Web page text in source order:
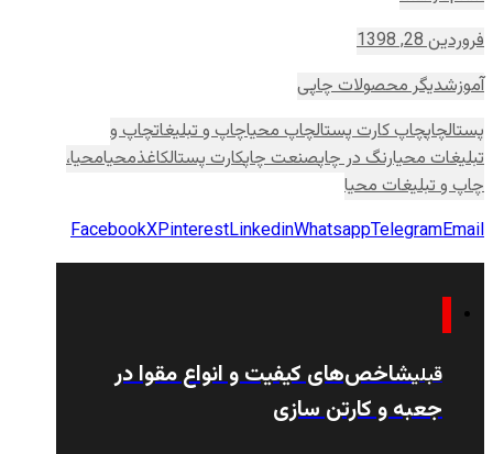
فروردین 28, 1398
آموزشدیگر محصولات چاپی
پستالچاپچاپ کارت پستالچاپ محیاچاپ و تبلیغاتچاپ و
تبلیغات محیارنگ در چاپصنعت چاپکارت پستالکاغذمحیامحیا،
چاپ و تبلیغات محیا
FacebookXPinterestLinkedinWhatsappTelegramEmail
قبلیشاخص‌های کیفیت و انواع مقوا در
جعبه و کارتن سازی